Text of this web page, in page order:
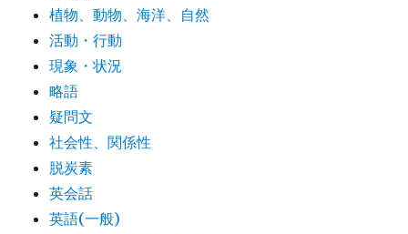
植物、動物、海洋、自然
活動・行動
現象・状況
略語
疑問文
社会性、関係性
脱炭素
英会話
英語(一般)